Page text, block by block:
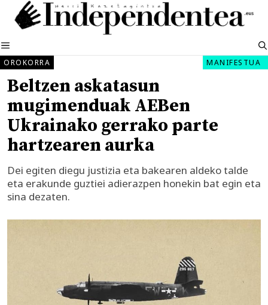
Edukira
salto
MENUA
OROKORRA MANIFESTUA
Beltzen askatasun
mugimenduak AEBen
Ukrainako gerrako parte
hartzearen aurka
Dei egiten diegu justizia eta bakearen aldeko talde
eta erakunde guztiei adierazpen honekin bat egin eta
sina dezaten.